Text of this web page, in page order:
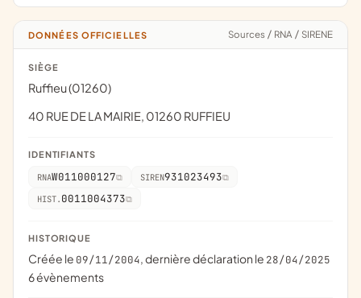
DONNÉES OFFICIELLES Sources / RNA / SIRENE
SIÈGE
Ruffieu (01260)
40 RUE DE LA MAIRIE, 01260 RUFFIEU
IDENTIFIANTS
RNAW011000127 SIREN931023493
HIST. 0011004373
HISTORIQUE
Créée le 09/11/2004, dernière déclaration le 28/04/2025
6 évènements